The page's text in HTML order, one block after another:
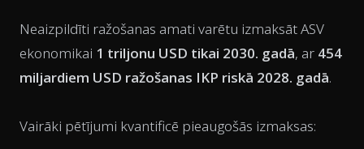
Neaizpildīti ražošanas amati varētu izmaksāt ASV
ekonomikai 1 triljonu USD tikai 2030. gadā, ar 454
miljardiem USD ražošanas IKP riskā 2028. gadā.
Vairāki pētījumi kvantificē pieaugošās izmaksas: